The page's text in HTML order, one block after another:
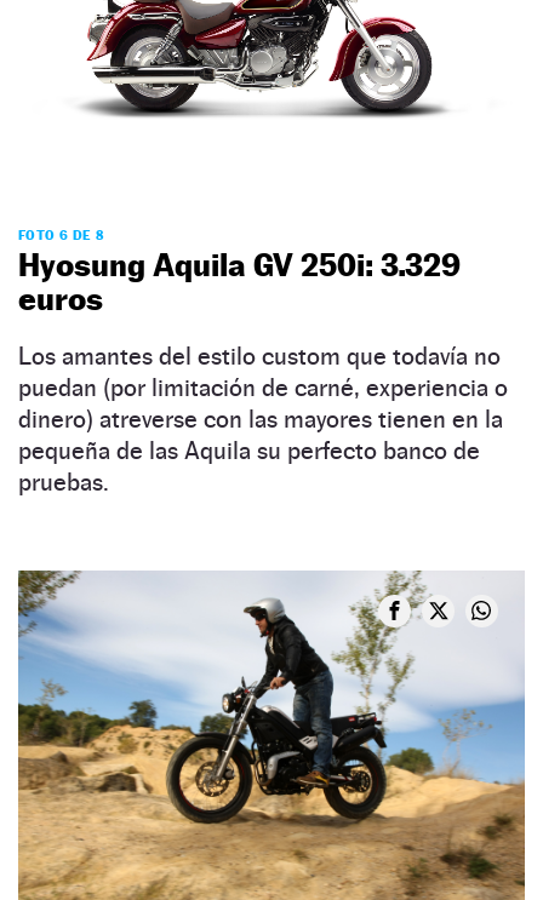
FOTO 6 DE 8
Hyosung Aquila GV 250i: 3.329
euros
Los amantes del estilo custom que todavía no
puedan (por limitación de carné, experiencia o
dinero) atreverse con las mayores tienen en la
pequeña de las Aquila su perfecto banco de
pruebas.